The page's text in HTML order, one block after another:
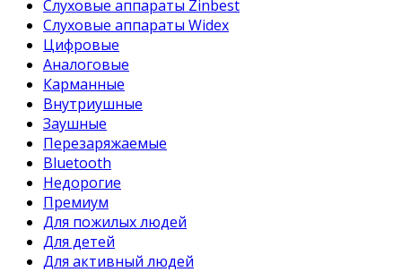
Слуховые аппараты Zinbest
Слуховые аппараты Widex
Цифровые
Аналоговые
Карманные
Внутриушные
Заушные
Перезаряжаемые
Bluetooth
Недорогие
Премиум
Для пожилых людей
Для детей
Для активный людей